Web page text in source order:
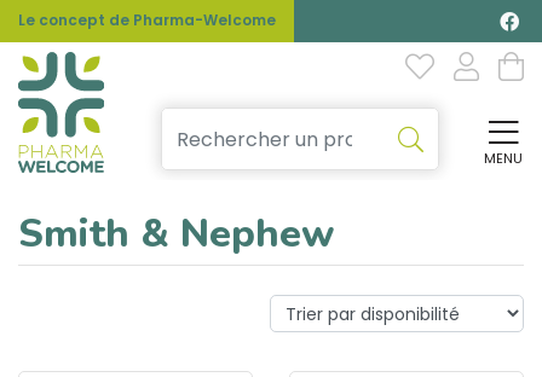
Le concept de Pharma-Welcome
MENU
Smith & Nephew